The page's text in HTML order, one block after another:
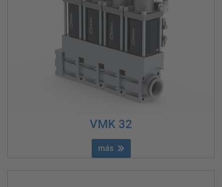
VMK 32
más